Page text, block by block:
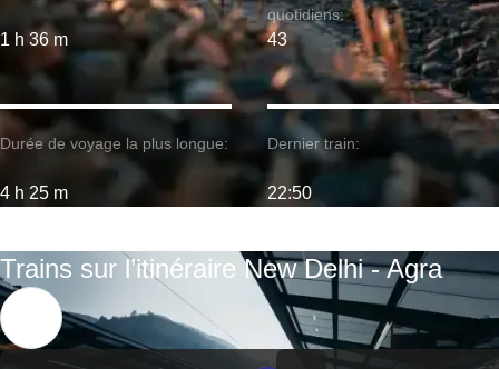
1 h 36 m
Durée de voyage la plus longue:
4 h 25 m
quotidiens:
43
Dernier train:
22:50
Trains sur l’itinéraire New Delhi - Agra